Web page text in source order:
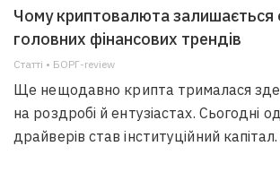
Чому криптовалюта залишається
головних фінансових трендів
Статті • БОРГ-review
Ще нещодавно крипта трималася
на роздробі й ентузіастах. Сьогодні
драйверів став інституційний капітал.